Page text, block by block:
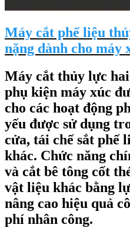
Máy cắt phế liệu
nặng dành cho máy
Máy cắt thủy lực
phụ kiện máy xúc
cho các hoạt động
yếu được sử dụng
cửa, tái chế sắt phế
khác. Chức năng
và cắt bê tông cốt
vật liệu khác bằng
nâng cao hiệu quả
phí nhân công.